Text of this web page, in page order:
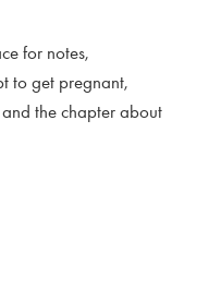
for notes,
to get pregnant,
the chapter about